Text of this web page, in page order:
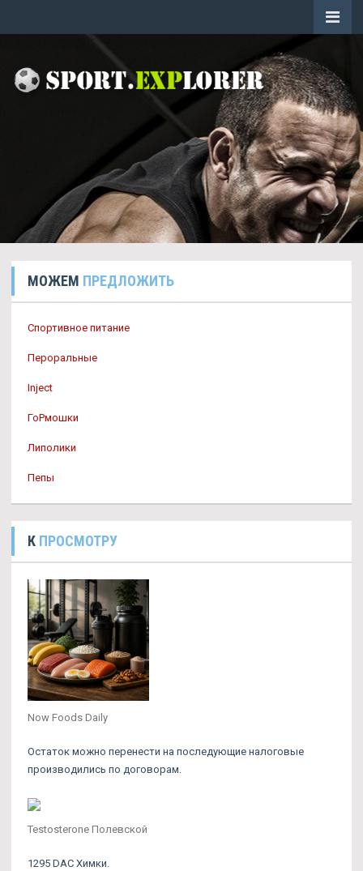
МОЖЕМ ПРЕДЛОЖИТЬ
Спортивное питание
Пероральные
Inject
ГоРмошки
Липолики
Пепы
К ПРОСМОТРУ
Now Foods Daily
Остаток можно перенести на последующие налоговые
производились по договорам.
Testosterone Полевской
1295 DAC Химки.